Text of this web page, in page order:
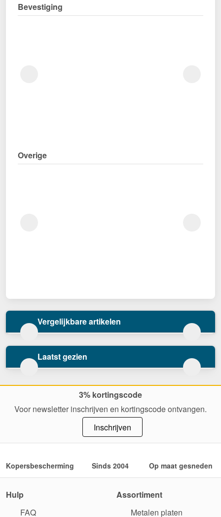
Bevestiging
Overige
Vergelijkbare artikelen
Laatst gezien
3% kortingscode
Voor newsletter inschrijven en kortingscode ontvangen.
Inschrijven
Kopersbescherming Sinds 2004 Op maat gesneden
Hulp
FAQ
Assortiment
Metalen platen